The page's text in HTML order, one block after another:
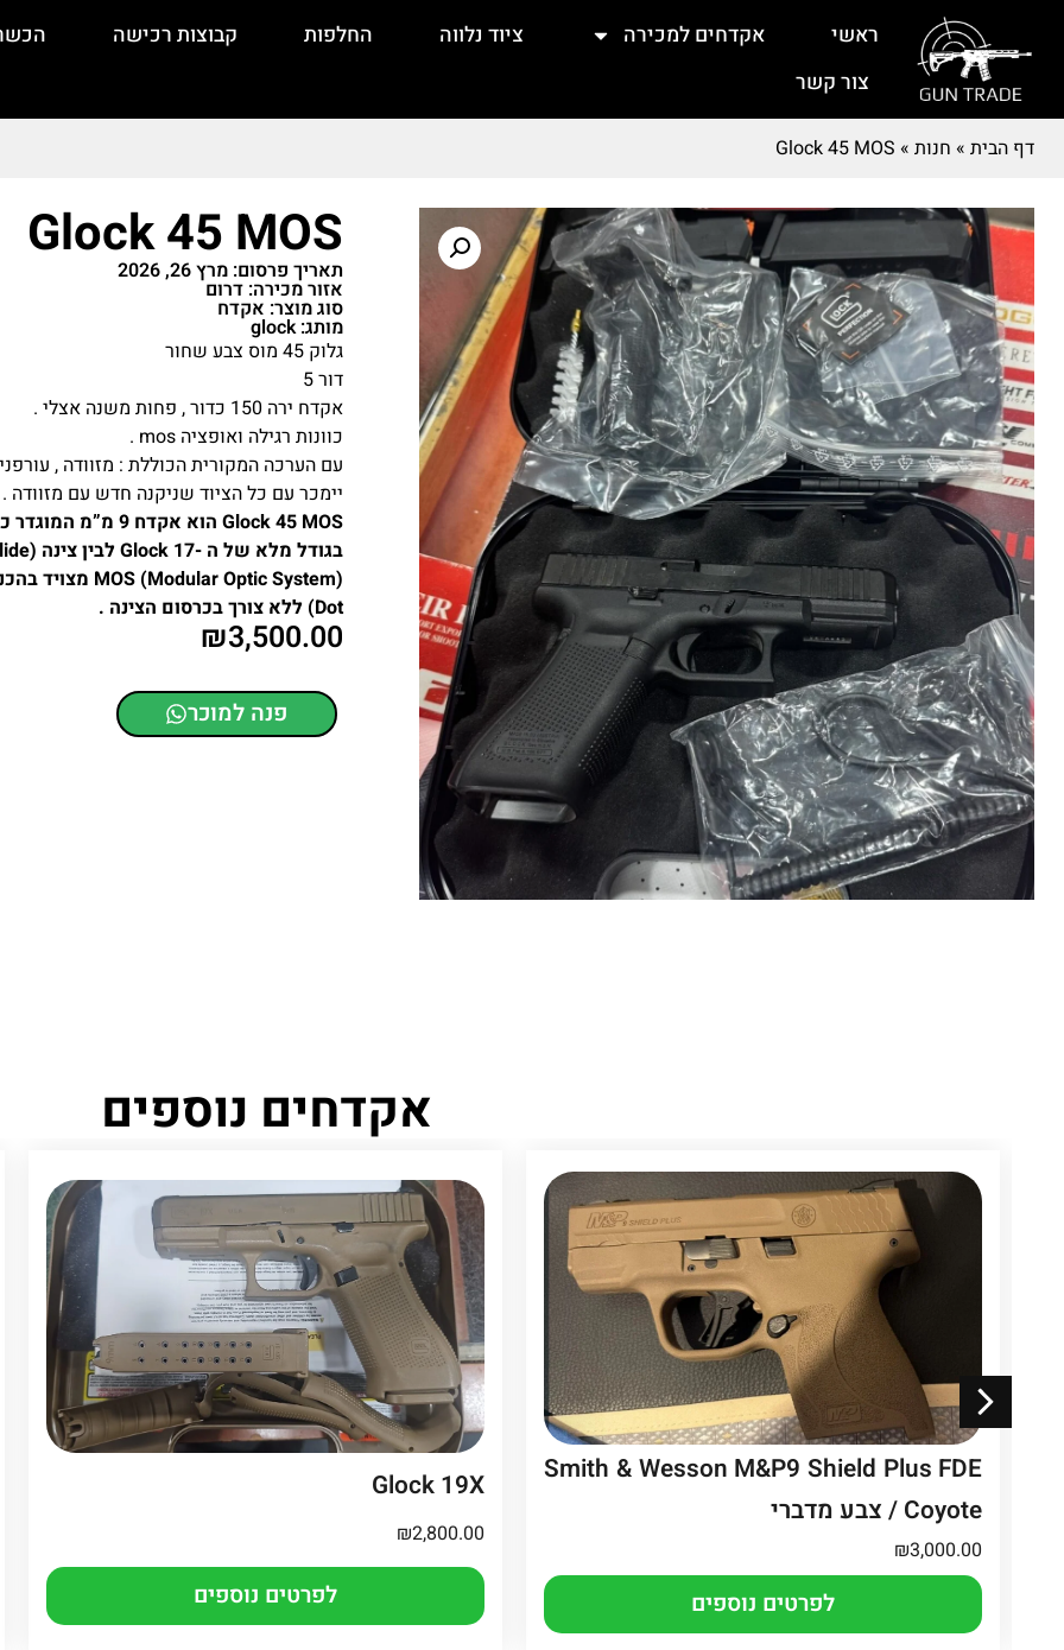
ראשי אקדחים למכירה ציוד נלווה החלפות קבוצות רכישה
צור קשר
דף הבית » חנות »
Glock 45 MOS
Glock 45 MOS
תאריך פרסום: מרץ 26, 2026
אזור מכירה: דרום
סוג מוצר: אקדח
מותג: glock
גלוק 45 מוס צבע שחור
דור 5
אקדח ירה 150 כדור , פחות משנה אצלי .
כוונות רגילה ואופציה mos .
עם הערכה המקורית הכוללת : מזוודה ,
יימכר עם כל הציוד שניקנה חדש עם מזוודה .
Dot) ללא צורך בכרסום הצינה .
₪3,500.00
פנה למוכר
אקדחים נוספים
Smith & Wesson M&P9 Shield Plus FDE
/ Coyote צבע מדברי
₪3,000.00
לפרטים נוספים
Glock 19X
₪2,800.00
לפרטים נוספים